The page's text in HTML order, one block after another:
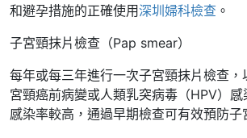
和避孕措施的正確使用深圳婦科檢查 。
子宮頸抹片檢查（Pap smear）
每年或每三年進行一次子宮頸抹片檢查
宮頸癌前病變或人類乳突病毒（HPV）
感染率較高，通過早期檢查可有效預防子